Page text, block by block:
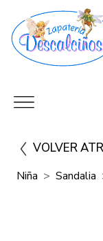
VOLVER
Niña Sandalia